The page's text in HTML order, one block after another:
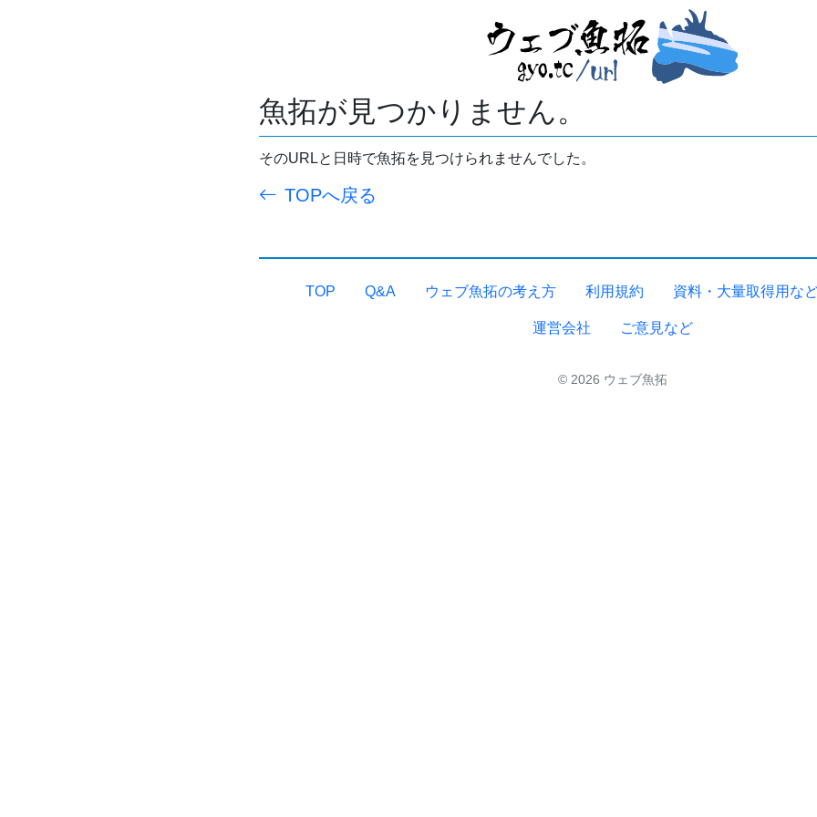
魚拓が見つかりません。
そのURLと日時で魚拓を見つけられませんでした。
TOPへ戻る
TOP Q&A ウェブ魚拓の考え方 利用規約 資料・大量取得用な
運営会社 ご意見など
© 2026 ウェブ魚拓